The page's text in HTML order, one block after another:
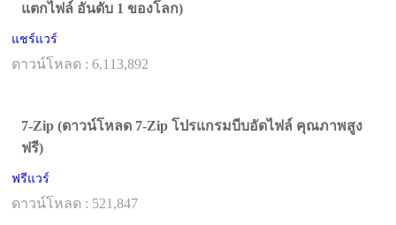
แตกไฟล์ อันดับ 1 ของโลก)
แชร์แวร์
ดาวน์โหลด : 6,113,892
7-Zip (ดาวน์โหลด 7-Zip โปรแกรมบีบอัดไฟล์ คุณภาพสูง
ฟรี)
ฟรีแวร์
ดาวน์โหลด : 521,847